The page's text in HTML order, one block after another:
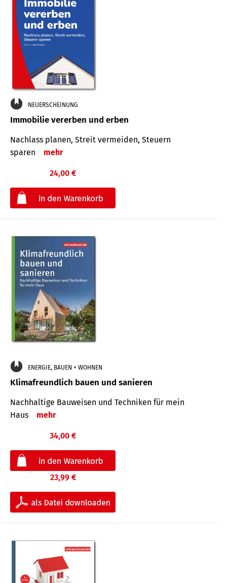
NEUERSCHEINUNG
Immobilie vererben und erben
Nachlass planen, Streit vermeiden, Steuern
sparen
mehr
24,00 €
ENERGIE, BAUEN + WOHNEN
Klimafreundlich bauen und sanieren
Nachhaltige Bauweisen und Techniken für mein
Haus
mehr
34,00 €
23,99 €